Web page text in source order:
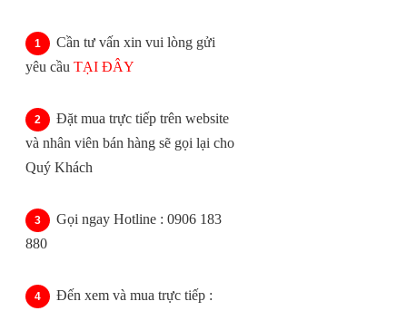
Cần tư vấn xin vui lòng gửi
yêu cầu TẠI ĐÂY
Đặt mua trực tiếp trên website
và nhân viên bán hàng sẽ gọi lại cho
Quý Khách
Gọi ngay Hotline : 0906 183
880
Đến xem và mua trực tiếp :